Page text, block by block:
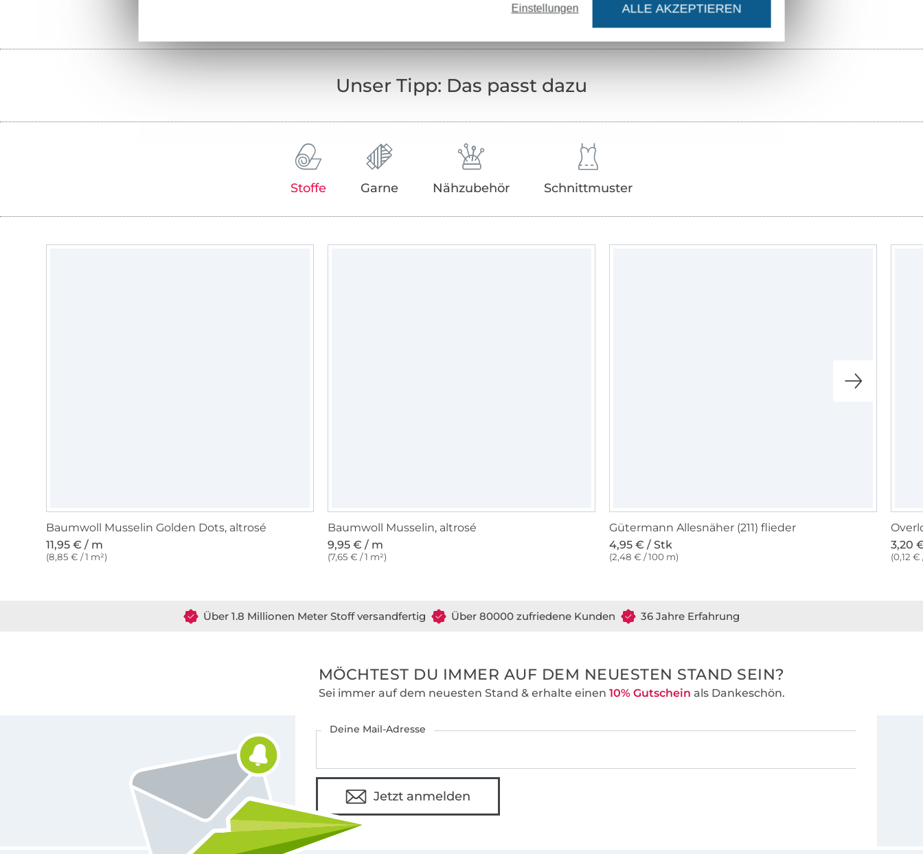
Hersteller-Kontaktdaten
Unser Tipp: Das passt dazu
Stoffe Garne Nähzubehör Schnittmuster
Baumwoll Musselin Golden Dots, altrosé
11,95 € / m
(8,85 € / 1 m²)
Baumwoll Musselin, altrosé
9,95 € / m
(7,65 € / 1 m²)
Gütermann Allesnäher (211) flieder
4,95 € / Stk
(2,48 € / 100 m)
3,20
(0,12 €
Über 1.8 Millionen Meter Stoff versandfertig Über 80000 zufriedene Kunden 36 Jahre Erfahrung
MÖCHTEST DU IMMER AUF DEM NEUESTEN STAND SEIN?
Sei immer auf dem neuesten Stand & erhalte einen 10% Gutschein als Dankeschön.
Deine Mail-Adresse
Jetzt anmelden
Einstellungen ALLE AKZEPTIEREN